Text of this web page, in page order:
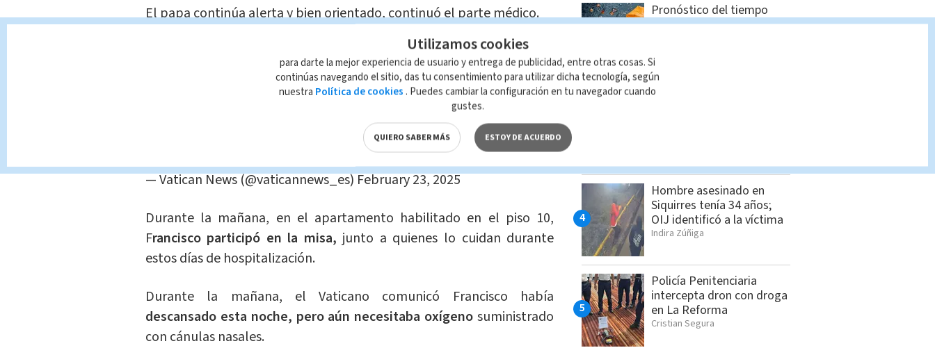
El papa continúa alerta y bien orientado, continuó el parte médico.
"La complejidad del cuadro clínico y la espera necesaria
para que las terapias farmacológicas den alguna respuesta
obligan a que el pronóstico siga siendo reservado", añadió.
en el Gemelli: estado delicado, pero sin crisis
https://t.co/gijk9jZzF3
— Vatican News (@vaticannews_es)February 23, 2025
Durante la mañana, en el apartamento habilitado en el piso 10,
Francisco participó en la misa, junto a quienes lo cuidan durante
estos días de hospitalización.
Durante la mañana, el Vaticano comunicó Francisco había
descansado esta noche, pero aún necesitaba oxígeno suministrado
con cánulas nasales.
Pronóstico del tiempo
Costa Rica: Cómo estará
Feria de empleo reunirá
Hombre asesinado en
Siquirres tenía 34 años;
OIJ identificó a la víctima
Indira Zúñiga
Policía Penitenciaria
intercepta dron con droga
en La Reforma
Cristian Segura
Utilizamos cookies
para darte la mejor experiencia de usuario y entrega de publicidad, entre otras cosas. Si
continúas navegando el sitio, das tu consentimiento para utilizar dicha tecnología, según
nuestra Política de cookies . Puedes cambiar la configuración en tu navegador cuando
gustes.
QUIERO SABER MÁS ESTOY DE ACUERDO